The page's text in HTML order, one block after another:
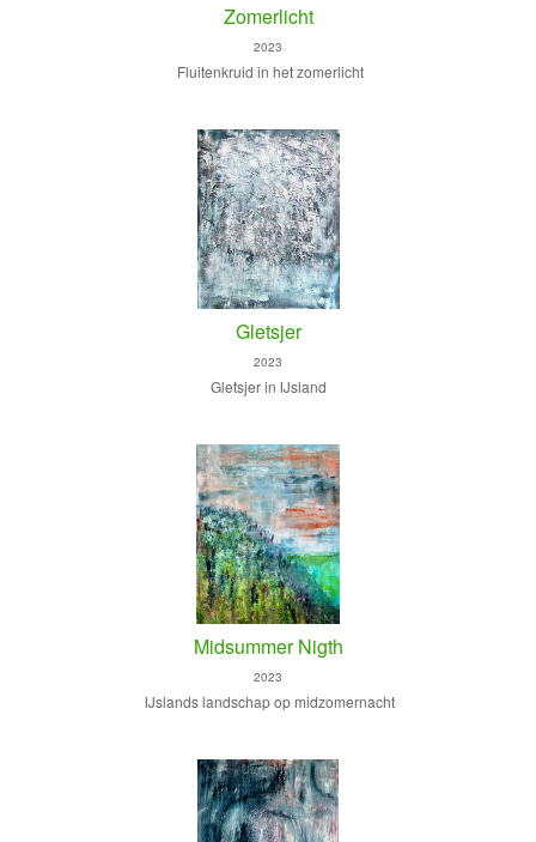
Zomerlicht
2023
Fluitenkruid in het zomerlicht
Gletsjer
2023
Gletsjer in IJsland
Midsummer Nigth
2023
IJslands landschap op midzomernacht